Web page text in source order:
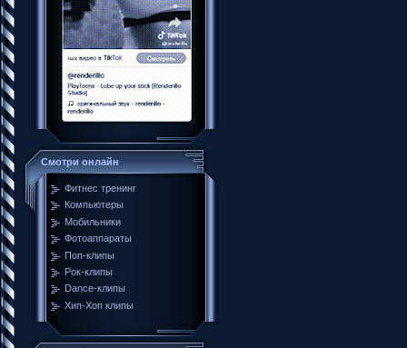
Смотри онлайн
Фитнес тренинг
Компьютеры
Мобильники
Фотоаппараты
Поп-клипы
Рок-клипы
Dance-клипы
Хип-Хоп клипы